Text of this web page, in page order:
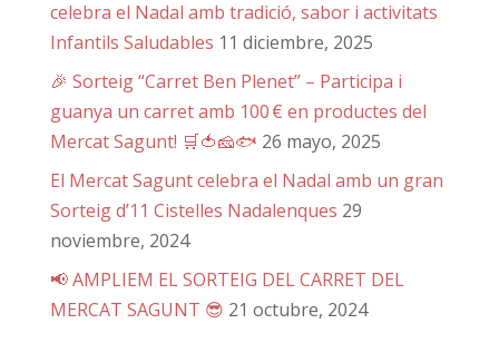
celebra el Nadal amb tradició, sabor i activitats
Infantils Saludables 11 diciembre, 2025
🎉 Sorteig “Carret Ben Plenet” – Participa i
guanya un carret amb 100 € en productes del
Mercat Sagunt! 🛒🍅🧀🐟 26 mayo, 2025
El Mercat Sagunt celebra el Nadal amb un gran
Sorteig d’11 Cistelles Nadalenques 29
noviembre, 2024
📢 AMPLIEM EL SORTEIG DEL CARRET DEL
MERCAT SAGUNT 😎 21 octubre, 2024